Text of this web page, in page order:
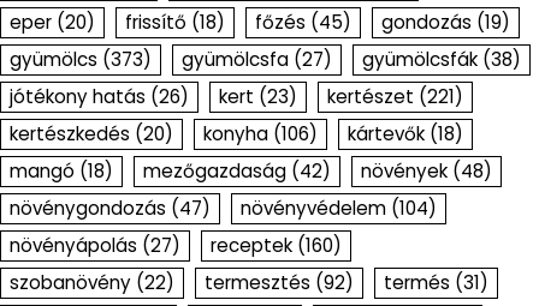
eper (20) frissítő (18) főzés (45) gondozás (19)
gyümölcs (373) gyümölcsfa (27) gyümölcsfák (38)
jótékony hatás (26) kert (23) kertészet (221)
kertészkedés (20) konyha (106) kártevők (18)
mangó (18) mezőgazdaság (42) növények (48)
növénygondozás (47) növényvédelem (104)
növényápolás (27) receptek (160)
szobanövény (22) termesztés (92) termés (31)